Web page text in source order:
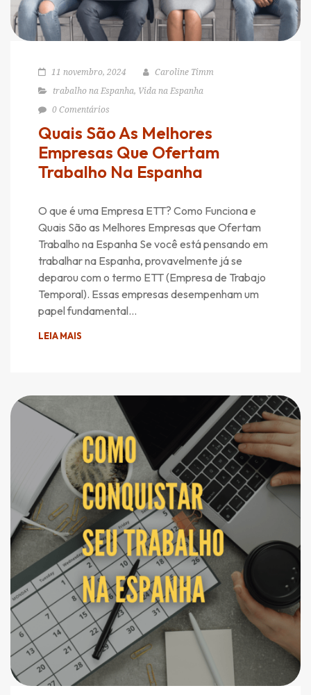
11 novembro, 2024
Caroline Timm
trabalho na Espanha, Vida na Espanha
0 Comentários
Quais São As Melhores
Empresas Que Ofertam
Trabalho Na Espanha
O que é uma Empresa ETT? Como Funciona e
Quais São as Melhores Empresas que Ofertam
Trabalho na Espanha Se você está pensando em
trabalhar na Espanha, provavelmente já se
deparou com o termo ETT (Empresa de Trabajo
Temporal). Essas empresas desempenham um
papel fundamental…
LEIA MAIS